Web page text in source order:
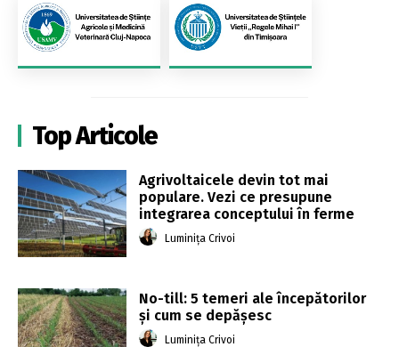
Top Articole
Agrivoltaicele devin tot mai
populare. Vezi ce presupune
integrarea conceptului în ferme
Luminița Crivoi
No-till: 5 temeri ale începătorilor
și cum se depășesc
Luminița Crivoi